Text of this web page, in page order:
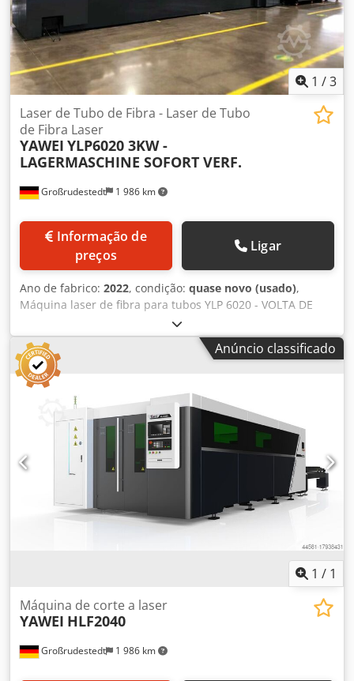
1 /3
Großrudestedt 1 986 km
Laser de Tubo de Fibra - Laser de Tubo
de Fibra Laser
YAWEI YLP6020 3KW -
LAGERMASCHINE SOFORT VERF.
preços
Ligar
Ano de fabrico: 2022, condição: quase novo (usado),
Máquina laser de fibra para tubos YLP 6020 - VOLTA DE
INSOLVÊNCIA - IMEDIATAMENTE DISPONÍVEL equipamento
de alta qualidade potência do laser: 3kW para tubos e
perfis 6200mm de comprimento × 20-200mm de diâmetro
redondo 6200mm de comprimento × 20mm-140mm
quadrados carregamento automático 3000-6200
descarregamento automático 0-4000mm Equipamento:
Cabeça de corte Precitec Auto Focus Controlo Siemens com
ecrã táctil Ressonador IPG com 3kW incl. garantia alemã
Guias THX Segurança CE por TÜV Süd Extracção do
Donaldson está incluído: Garantia Software CAD CAM
Comissionamento Entrega dentro da Alemanha Formação
oferecida Há mais de 15 anos que prestamos assistência a
máquinas YAWEI para o mercado europeu. Somos o seu
Dsx Ak Dof Pode testar uma máquina idêntica sob tensão
Anúncio classificado
1 / 1
Großrudestedt 1 986 km
Máquina de corte a laser
YAWEI HLF2040